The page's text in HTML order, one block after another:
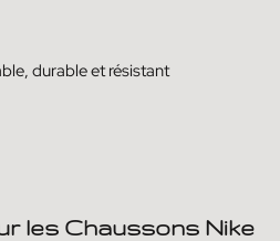
durable et résistant
les Chaussons Nike